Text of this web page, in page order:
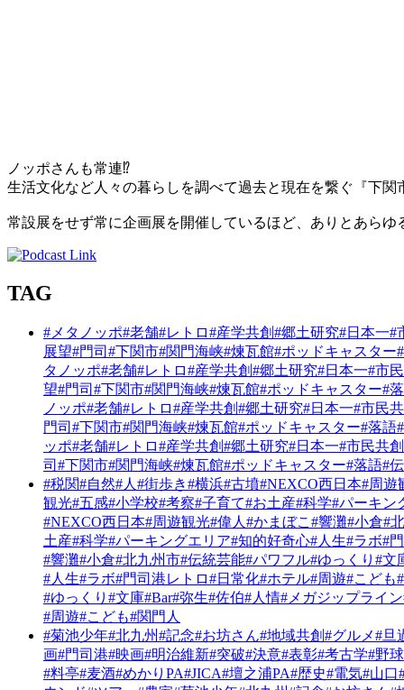
ノッポさんも常連⁉
生活文化など人々の暮らしを調べて過去と現在を繋ぐ『下
常設展をせず常に企画展を開催しているほど、ありとあら
TAG
#メタノッポ#老舗#レトロ#産学共創#郷土研究#日本一#
展望#門司 #下関市#関門海峡#煉瓦館#ポッドキャスター
タノッポ#老舗#レトロ#産学共創#郷土研究#日本一#市
望#門司 #下関市#関門海峡#煉瓦館#ポッドキャスター#
ノッポ#老舗#レトロ#産学共創#郷土研究#日本一#市民
門司 #下関市#関門海峡#煉瓦館#ポッドキャスター#落語
ッポ#老舗#レトロ#産学共創#郷土研究#日本一#市民共創
司 #下関市#関門海峡#煉瓦館#ポッドキャスター#落語#
#税関#自然#人 #街歩き#横浜#古墳#NEXCO西日本#周遊
観光#五感#小学校#考察#子育て#お土産#科学#パーキン
#NEXCO西日本#周遊観光#偉人 #かまぼこ #響灘#小倉#
土産#科学#パーキングエリア#知的好奇心#人生#ラボ#
#響灘#小倉#北九州市#伝統芸能#パワフル#ゆっくり #文
#人生#ラボ#門司港レトロ#日常化#ホテル#周遊#こども
#ゆっくり #文庫#Bar#弥生#佐伯#人情#メガジップライン
#周遊#こども#関門人
#菊池少年#北九州#記念#お坊さん#地域共創#グルメ#旦
画#門司港#映画#明治維新#突破#決意#表彰#考古学#野球
#料亭#麦酒#めかりPA#JICA#壇之浦PA#歴史#電気#山口